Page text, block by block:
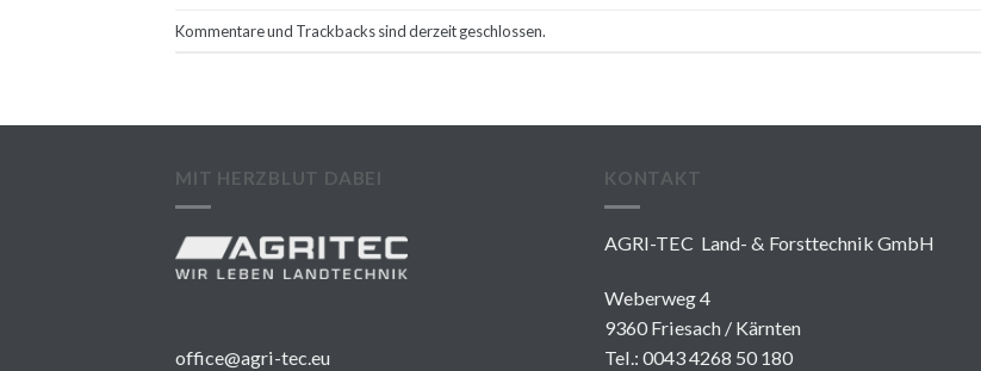
Kommentare und Trackbacks sind derzeit geschlossen.
MIT HERZBLUT DABEI
office@agri-tec.eu
KONTAKT
AGRI-TEC Land- & Forsttechnik GmbH
Weberweg 4
9360 Friesach / Kärnten
Tel.: 0043 4268 50 180